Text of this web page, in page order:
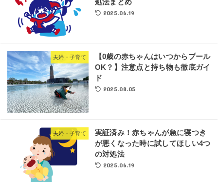
処法まとめ
2025.06.19
夫婦・子育て
【0歳の赤ちゃんはいつからプール
OK？】注意点と持ち物も徹底ガイ
ド
2025.08.05
夫婦・子育て
実証済み！赤ちゃんが急に寝つき
が悪くなった時に試してほしい4つ
の対処法
2025.06.19